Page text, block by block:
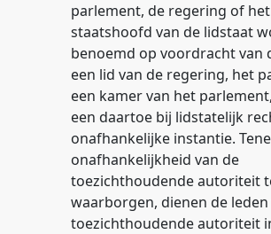
parlement, de regering of het
staatshoofd van de lidstaat
benoemd op voordracht van
een lid van de regering, het
een kamer van het
een daartoe bij lidstatelijk
onafhankelijke instantie.
onafhankelijkheid van de
toezichthoudende autoriteit
waarborgen, dienen de leden
toezichthoudende autoriteit